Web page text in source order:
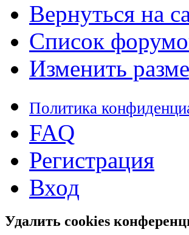
Вернуться на
Список
Изменить
Политика
FAQ
Регистрация
Вход
Удалить cookies